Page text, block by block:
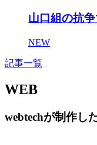
山口組の抗
NEW
記事一覧
WEB
webtechが制作し